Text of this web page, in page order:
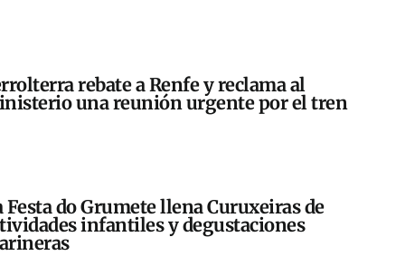
rebate a Renfe y reclama al
una reunión urgente por el tren
Festa do Grumete llena Curuxeiras de
infantiles y degustaciones